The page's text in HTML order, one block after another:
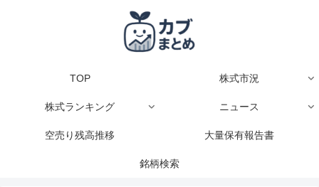
TOP 株式市況
株式ランキング ニュース
空売り残高推移 大量保有報告書
銘柄検索